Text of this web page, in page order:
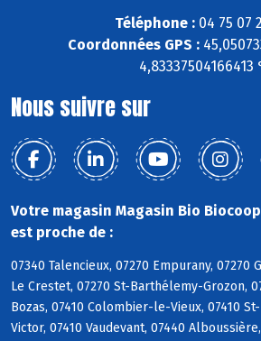
Téléphone :04 75 07
Coordonnées GPS :
4,83337504166413
Nous suivre sur
Votre magasin Magasin Bio
est proche de :
07340 Talencieux, 07270 Empurany, 07270
Le Crestet, 07270 St-Barthélemy-Grozon,
Bozas, 07410 Colombier-le-Vieux, 07410
Victor, 07410 Vaudevant, 07440